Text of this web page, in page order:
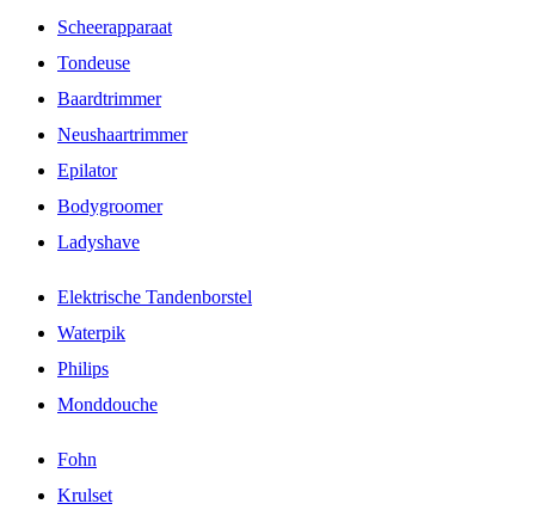
Scheerapparaat
Tondeuse
Baardtrimmer
Neushaartrimmer
Epilator
Bodygroomer
Ladyshave
Elektrische Tandenborstel
Waterpik
Philips
Monddouche
Fohn
Krulset